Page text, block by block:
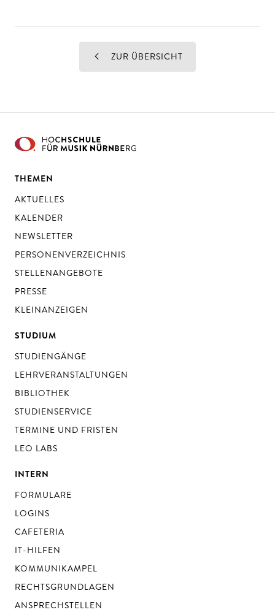
ZUR ÜBERSICHT
THEMEN
AKTUELLES
KALENDER
NEWSLETTER
PERSONENVERZEICHNIS
STELLENANGEBOTE
PRESSE
KLEINANZEIGEN
STUDIUM
STUDIENGÄNGE
LEHRVERANSTALTUNGEN
BIBLIOTHEK
STUDIENSERVICE
TERMINE UND FRISTEN
LEO LABS
INTERN
FORMULARE
LOGINS
CAFETERIA
IT-HILFEN
KOMMUNIKAMPEL
RECHTSGRUNDLAGEN
ANSPRECHSTELLEN